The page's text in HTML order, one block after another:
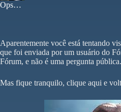
Ops…
Aparentemente você está tentando
que foi enviada por um usuário do
Fórum, e não é uma pergunta pública.
Mas fique tranquilo, clique aqui e